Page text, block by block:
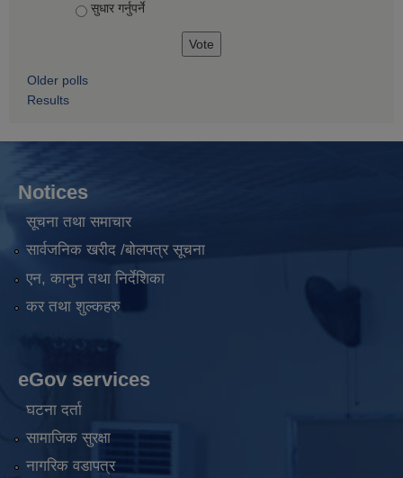
सुधार गर्नुपर्ने
Older polls
Results
Notices
सूचना तथा समाचार
सार्वजनिक खरीद /बोलपत्र सूचना
एन, कानुन तथा निर्देशिका
कर तथा शुल्कहरु
eGov services
घटना दर्ता
सामाजिक सुरक्षा
नागरिक वडापत्र